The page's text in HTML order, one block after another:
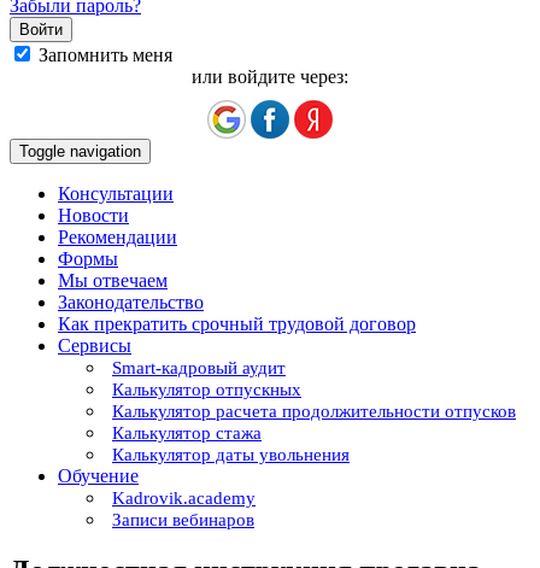
Забыли пароль?
Запомнить меня
или войдите через:
Toggle navigation
Консультации
Новости
Рекомендации
Формы
Мы отвечаем
Законодательство
Как прекратить срочный трудовой договор
Сервисы
Smart-кадровый аудит
Калькулятор отпускных
Калькулятор расчета продолжительности отпусков
Калькулятор стажа
Калькулятор даты увольнения
Обучение
Kadrovik.academy
Записи вебинаров